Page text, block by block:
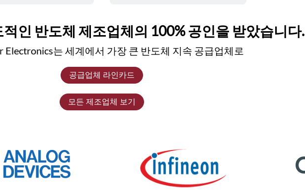
인 반도체 제조업체의 100% 공인을 받았습니다.
Electronics는 세계에서 가장 큰 반도체 지속 공급업체로
공급업체 라인카드
모든 제조업체 보기